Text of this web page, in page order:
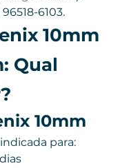
6103.
10mm
Qual
10mm
para: